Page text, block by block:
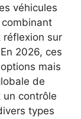
véhicules
réflexion sur
2026, ces
mais
de
contrôle
types